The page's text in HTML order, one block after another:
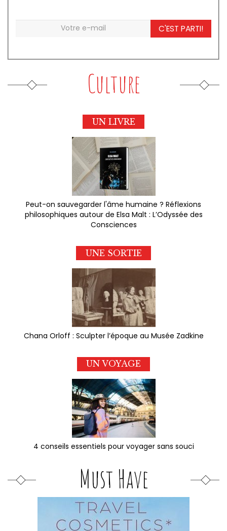
C'EST PARTI!
Culture
UN LIVRE
Peut-on sauvegarder l'âme humaine ? Réflexions
philosophiques autour de Elsa Malt : L’Odyssée des
Consciences
UNE SORTIE
Chana Orloff : Sculpter l’époque au Musée Zadkine
UN VOYAGE
4 conseils essentiels pour voyager sans souci
Must Have